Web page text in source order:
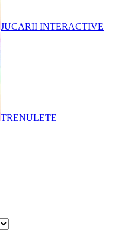
JUCARII INTERACTIVE
TRENULETE